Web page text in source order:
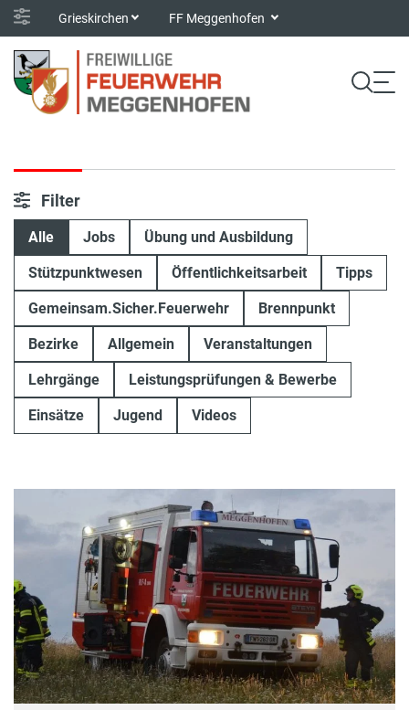
Grieskirchen FF Meggenhofen
Filter
Alle Jobs Übung und Ausbildung
Stützpunktwesen Öffentlichkeitsarbeit Tipps
Gemeinsam.Sicher.Feuerwehr Brennpunkt
Bezirke Allgemein Veranstaltungen
Lehrgänge Leistungsprüfungen & Bewerbe
Einsätze Jugend Videos